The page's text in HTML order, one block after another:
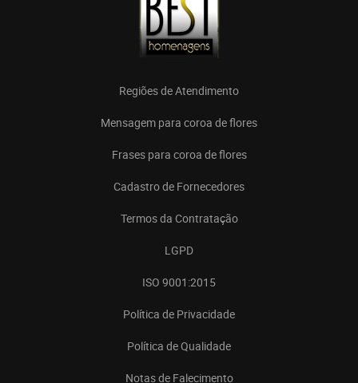
Regiões de Atendimento
Mensagem para coroa de flores
Frases para coroa de flores
Cadastro de Fornecedores
Termos da Contratação
LGPD
ISO 9001:2015
Política de Privacidade
Política de Qualidade
Notas de Falecimento